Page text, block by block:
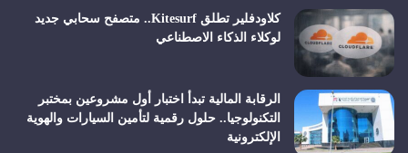
كلاودفلير تطلق Kitesurf.. متصفح سحابي جديد
لوكلاء الذكاء الاصطناعي
الرقابة المالية تبدأ اختبار أول مشروعين بمختبر
التكنولوجيا.. حلول رقمية لتأمين السيارات والهوية
الإلكترونية